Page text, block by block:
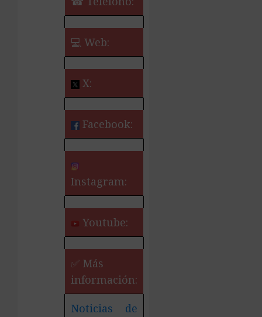
💻 Web:
X:
Facebook:
Instagram:
Youtube:
✅ Más
información:
Noticias de